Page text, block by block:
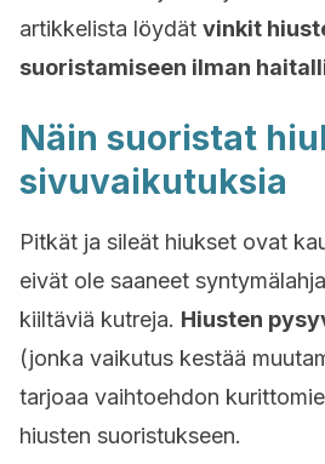
artikkelista löydät vinkit
suoristamiseen ilman
Näin suoristat
sivuvaikutuksia
Pitkät ja sileät hiukset ovat
eivät ole saaneet
kiiltäviä kutreja. Hiusten
(jonka vaikutus kestää
tarjoaa vaihtoehdon
hiusten suoristukseen.